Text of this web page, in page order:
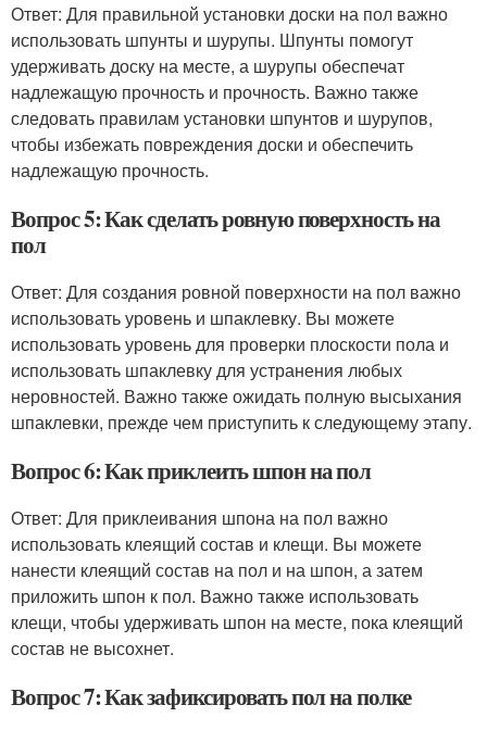
Ответ: Для правильной установки доски на пол важно
использовать шпунты и шурупы. Шпунты помогут
удерживать доску на месте, а шурупы обеспечат
надлежащую прочность и прочность. Важно также
следовать правилам установки шпунтов и шурупов,
чтобы избежать повреждения доски и обеспечить
надлежащую прочность.
Вопрос 5: Как сделать ровную поверхность на
пол
Ответ: Для создания ровной поверхности на пол важно
использовать уровень и шпаклевку. Вы можете
использовать уровень для проверки плоскости пола и
использовать шпаклевку для устранения любых
неровностей. Важно также ожидать полную высыхания
шпаклевки, прежде чем приступить к следующему этапу.
Вопрос 6: Как приклеить шпон на пол
Ответ: Для приклеивания шпона на пол важно
использовать клеящий состав и клещи. Вы можете
нанести клеящий состав на пол и на шпон, а затем
приложить шпон к пол. Важно также использовать
клещи, чтобы удерживать шпон на месте, пока клеящий
состав не высохнет.
Вопрос 7: Как зафиксировать пол на полке